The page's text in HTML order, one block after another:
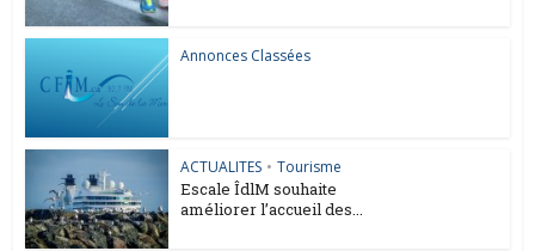
Annonces Classées
ACTUALITES • Tourisme
Escale ÎdlM souhaite
améliorer l’accueil des...